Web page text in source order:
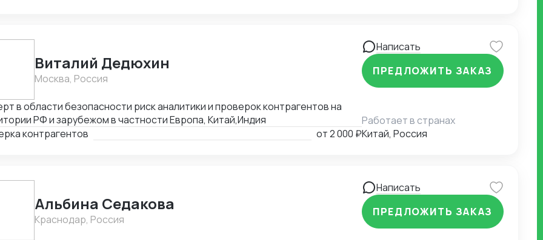
Виталий Дедюхин
Москва, Россия
в области безопасности риск аналитики и проверок контрагентов на
РФ и зарубежом в частности Европа, Китай,Индия
контрагентов
от2 000 ₽
Написать
ПРЕДЛОЖИТЬ ЗАКАЗ
Работает в странах
Китай, Россия
Альбина Седакова
Краснодар, Россия
Написать
ПРЕДЛОЖИТЬ ЗАКАЗ